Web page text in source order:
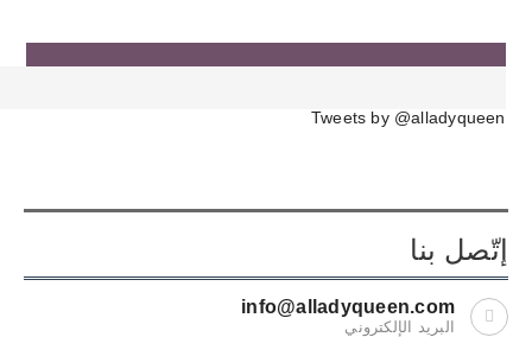
Tweets by @alladyqueen
إتّصل بنا
info@alladyqueen.com
البريد الإلكتروني